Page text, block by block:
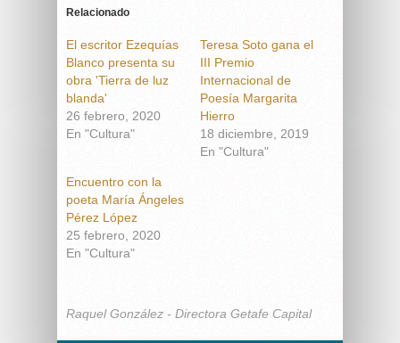
Relacionado
El escritor Ezequías
Blanco presenta su
obra 'Tierra de luz
blanda'
26 febrero, 2020
En "Cultura"
Teresa Soto gana el
III Premio
Internacional de
Poesía Margarita
Hierro
18 diciembre, 2019
En "Cultura"
Encuentro con la
poeta María Ángeles
Pérez López
25 febrero, 2020
En "Cultura"
Raquel González - Directora Getafe Capital